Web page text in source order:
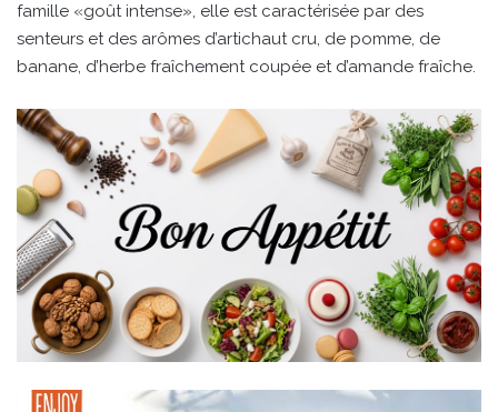
famille «goût intense», elle est caractérisée par des
senteurs et des arômes d’artichaut cru, de pomme, de
banane, d’herbe fraîchement coupée et d’amande fraîche.